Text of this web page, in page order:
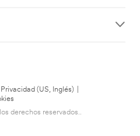
Privacidad (US, Inglés)
derechos reservados..